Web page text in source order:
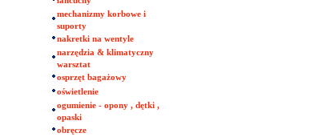
mechanizmy korbowe i
suporty
nakretki na wentyle
narzędzia & klimatyczny
warsztat
osprzęt bagażowy
oświetlenie
ogumienie - opony , dętki ,
opaski
obręcze